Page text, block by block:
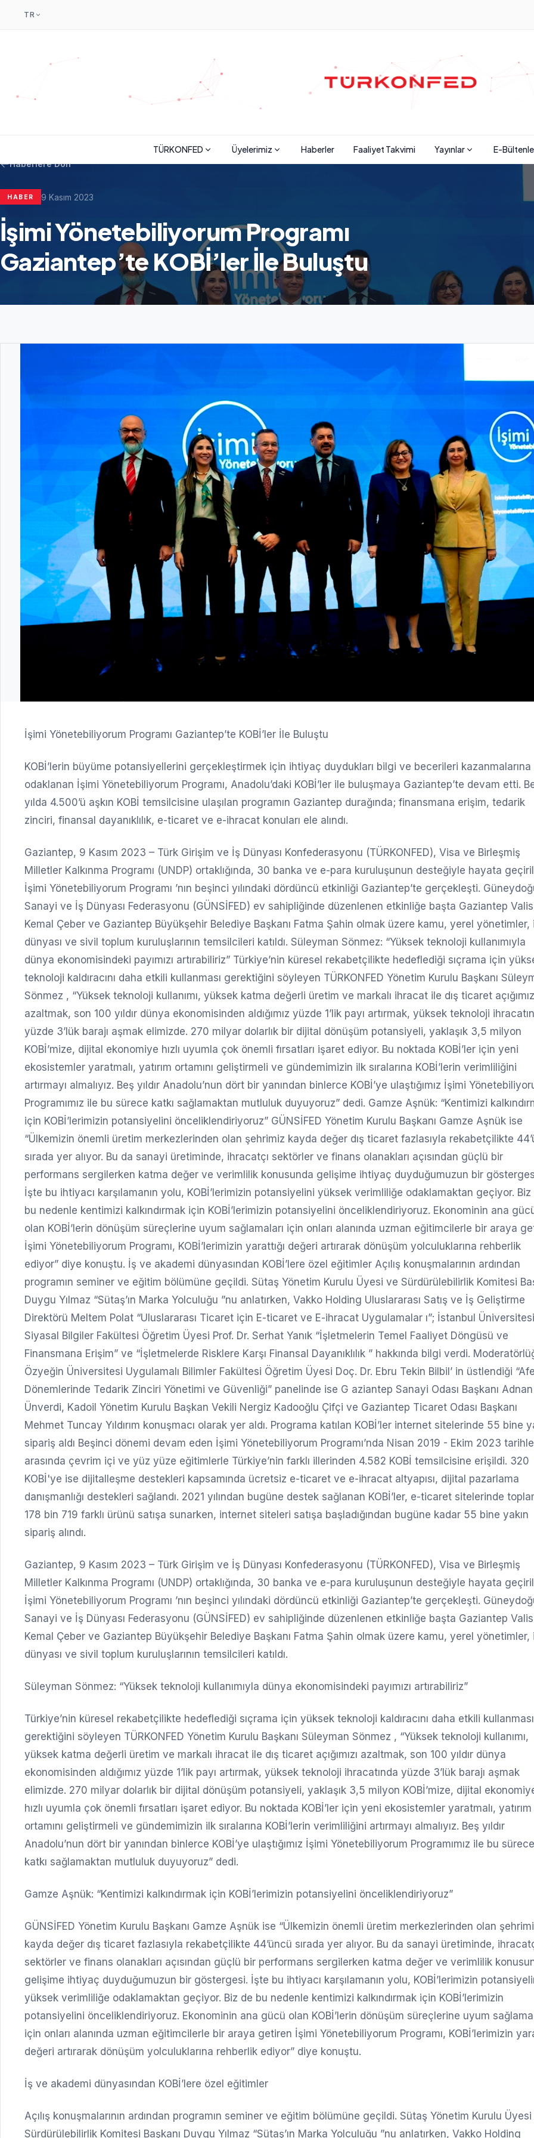
TR
TÜRKONFED Üyelerimiz Haberler Faaliyet Takvimi Yayınlar E-
Haberlere Dön
HABER 9 Kasım 2023
İşimi Yönetebiliyorum Programı
Gaziantep’te KOBİ’ler İle Buluştu
İşimi Yönetebiliyorum Programı Gaziantep’te KOBİ’ler İle Buluştu
KOBİ’lerin büyüme potansiyellerini gerçekleştirmek için ihtiyaç duydukları bilgi ve becerileri kazanmalarına
odaklanan İşimi Yönetebiliyorum Programı, Anadolu’daki KOBİ’ler ile buluşmaya Gaziantep’te devam etti.
yılda 4.500’ü aşkın KOBİ temsilcisine ulaşılan programın Gaziantep durağında; finansmana erişim, tedarik
zinciri, finansal dayanıklılık, e-ticaret ve e-ihracat konuları ele alındı.
Gaziantep, 9 Kasım 2023 – Türk Girişim ve İş Dünyası Konfederasyonu (TÜRKONFED), Visa ve Birleşmiş
Milletler Kalkınma Programı (UNDP) ortaklığında, 30 banka ve e-para kuruluşunun desteğiyle hayata
İşimi Yönetebiliyorum Programı ’nın beşinci yılındaki dördüncü etkinliği Gaziantep’te gerçekleşti.
Sanayi ve İş Dünyası Federasyonu (GÜNSİFED) ev sahipliğinde düzenlenen etkinliğe başta Gaziantep
Kemal Çeber ve Gaziantep Büyükşehir Belediye Başkanı Fatma Şahin olmak üzere kamu, yerel yönetimler,
dünyası ve sivil toplum kuruluşlarının temsilcileri katıldı. Süleyman Sönmez: “Yüksek teknoloji kullanımıyla
dünya ekonomisindeki payımızı artırabiliriz” Türkiye’nin küresel rekabetçilikte hedeflediği sıçrama için
teknoloji kaldıracını daha etkili kullanması gerektiğini söyleyen TÜRKONFED Yönetim Kurulu Başkanı
Sönmez , “Yüksek teknoloji kullanımı, yüksek katma değerli üretim ve markalı ihracat ile dış ticaret
azaltmak, son 100 yıldır dünya ekonomisinden aldığımız yüzde 1’lik payı artırmak, yüksek teknoloji
yüzde 3’lük barajı aşmak elimizde. 270 milyar dolarlık bir dijital dönüşüm potansiyeli, yaklaşık 3,5 milyon
KOBİ’mize, dijital ekonomiye hızlı uyumla çok önemli fırsatları işaret ediyor. Bu noktada KOBİ’ler için yeni
ekosistemler yaratmalı, yatırım ortamını geliştirmeli ve gündemimizin ilk sıralarına KOBİ’lerin verimliliğini
artırmayı almalıyız. Beş yıldır Anadolu’nun dört bir yanından binlerce KOBİ’ye ulaştığımız İşimi
Programımız ile bu sürece katkı sağlamaktan mutluluk duyuyoruz” dedi. Gamze Aşnük: “Kentimizi
için KOBİ’lerimizin potansiyelini önceliklendiriyoruz” GÜNSİFED Yönetim Kurulu Başkanı Gamze Aşnük ise
“Ülkemizin önemli üretim merkezlerinden olan şehrimiz kayda değer dış ticaret fazlasıyla rekabetçilikte
sırada yer alıyor. Bu da sanayi üretiminde, ihracatçı sektörler ve finans olanakları açısından güçlü bir
performans sergilerken katma değer ve verimlilik konusunda gelişime ihtiyaç duyduğumuzun bir
İşte bu ihtiyacı karşılamanın yolu, KOBİ’lerimizin potansiyelini yüksek verimliliğe odaklamaktan geçiyor. Biz
bu nedenle kentimizi kalkındırmak için KOBİ’lerimizin potansiyelini önceliklendiriyoruz. Ekonominin ana
olan KOBİ’lerin dönüşüm süreçlerine uyum sağlamaları için onları alanında uzman eğitimcilerle bir araya
İşimi Yönetebiliyorum Programı, KOBİ’lerimizin yarattığı değeri artırarak dönüşüm yolculuklarına rehberlik
ediyor” diye konuştu. İş ve akademi dünyasından KOBİ’lere özel eğitimler Açılış konuşmalarının ardından
programın seminer ve eğitim bölümüne geçildi. Sütaş Yönetim Kurulu Üyesi ve Sürdürülebilirlik Komitesi
Duygu Yılmaz “Sütaş’ın Marka Yolculuğu ”nu anlatırken, Vakko Holding Uluslararası Satış ve İş Geliştirme
Direktörü Meltem Polat “Uluslararası Ticaret için E-ticaret ve E-ihracat Uygulamalar ı”; İstanbul Üniversitesi
Siyasal Bilgiler Fakültesi Öğretim Üyesi Prof. Dr. Serhat Yanık “İşletmelerin Temel Faaliyet Döngüsü ve
Finansmana Erişim” ve “İşletmelerde Risklere Karşı Finansal Dayanıklılık ” hakkında bilgi verdi.
Özyeğin Üniversitesi Uygulamalı Bilimler Fakültesi Öğretim Üyesi Doç. Dr. Ebru Tekin Bilbil’ in üstlendiği
Dönemlerinde Tedarik Zinciri Yönetimi ve Güvenliği” panelinde ise G aziantep Sanayi Odası Başkanı Adnan
Ünverdi, Kadoil Yönetim Kurulu Başkan Vekili Nergiz Kadooğlu Çifçi ve Gaziantep Ticaret Odası Başkanı
Mehmet Tuncay Yıldırım konuşmacı olarak yer aldı. Programa katılan KOBİ’ler internet sitelerinde 55 bine
sipariş aldı Beşinci dönemi devam eden İşimi Yönetebiliyorum Programı’nda Nisan 2019 - Ekim 2023
arasında çevrim içi ve yüz yüze eğitimlerle Türkiye’nin farklı illerinden 4.582 KOBİ temsilcisine erişildi. 320
KOBİ'ye ise dijitalleşme destekleri kapsamında ücretsiz e-ticaret ve e-ihracat altyapısı, dijital pazarlama
danışmanlığı destekleri sağlandı. 2021 yılından bugüne destek sağlanan KOBİ’ler, e-ticaret sitelerinde
178 bin 719 farklı ürünü satışa sunarken, internet siteleri satışa başladığından bugüne kadar 55 bine yakın
sipariş alındı.
Gaziantep, 9 Kasım 2023 – Türk Girişim ve İş Dünyası Konfederasyonu (TÜRKONFED), Visa ve Birleşmiş
Milletler Kalkınma Programı (UNDP) ortaklığında, 30 banka ve e-para kuruluşunun desteğiyle hayata
İşimi Yönetebiliyorum Programı ’nın beşinci yılındaki dördüncü etkinliği Gaziantep’te gerçekleşti.
Sanayi ve İş Dünyası Federasyonu (GÜNSİFED) ev sahipliğinde düzenlenen etkinliğe başta Gaziantep
Kemal Çeber ve Gaziantep Büyükşehir Belediye Başkanı Fatma Şahin olmak üzere kamu, yerel yönetimler,
dünyası ve sivil toplum kuruluşlarının temsilcileri katıldı.
Süleyman Sönmez: “Yüksek teknoloji kullanımıyla dünya ekonomisindeki payımızı artırabiliriz”
Türkiye’nin küresel rekabetçilikte hedeflediği sıçrama için yüksek teknoloji kaldıracını daha etkili kullanması
gerektiğini söyleyen TÜRKONFED Yönetim Kurulu Başkanı Süleyman Sönmez , “Yüksek teknoloji kullanımı,
yüksek katma değerli üretim ve markalı ihracat ile dış ticaret açığımızı azaltmak, son 100 yıldır dünya
ekonomisinden aldığımız yüzde 1’lik payı artırmak, yüksek teknoloji ihracatında yüzde 3’lük barajı aşmak
elimizde. 270 milyar dolarlık bir dijital dönüşüm potansiyeli, yaklaşık 3,5 milyon KOBİ’mize, dijital
hızlı uyumla çok önemli fırsatları işaret ediyor. Bu noktada KOBİ’ler için yeni ekosistemler yaratmalı, yatırım
ortamını geliştirmeli ve gündemimizin ilk sıralarına KOBİ’lerin verimliliğini artırmayı almalıyız. Beş yıldır
Anadolu’nun dört bir yanından binlerce KOBİ’ye ulaştığımız İşimi Yönetebiliyorum Programımız ile bu sürece
katkı sağlamaktan mutluluk duyuyoruz” dedi.
Gamze Aşnük: “Kentimizi kalkındırmak için KOBİ’lerimizin potansiyelini önceliklendiriyoruz”
GÜNSİFED Yönetim Kurulu Başkanı Gamze Aşnük ise “Ülkemizin önemli üretim merkezlerinden olan
kayda değer dış ticaret fazlasıyla rekabetçilikte 44’üncü sırada yer alıyor. Bu da sanayi üretiminde,
sektörler ve finans olanakları açısından güçlü bir performans sergilerken katma değer ve verimlilik
gelişime ihtiyaç duyduğumuzun bir göstergesi. İşte bu ihtiyacı karşılamanın yolu, KOBİ’lerimizin
yüksek verimliliğe odaklamaktan geçiyor. Biz de bu nedenle kentimizi kalkındırmak için KOBİ’lerimizin
potansiyelini önceliklendiriyoruz. Ekonominin ana gücü olan KOBİ’lerin dönüşüm süreçlerine uyum
için onları alanında uzman eğitimcilerle bir araya getiren İşimi Yönetebiliyorum Programı, KOBİ’lerimizin
değeri artırarak dönüşüm yolculuklarına rehberlik ediyor” diye konuştu.
İş ve akademi dünyasından KOBİ’lere özel eğitimler
Açılış konuşmalarının ardından programın seminer ve eğitim bölümüne geçildi. Sütaş Yönetim Kurulu
Sürdürülebilirlik Komitesi Başkanı Duygu Yılmaz “Sütaş’ın Marka Yolculuğu ”nu anlatırken, Vakko Holding